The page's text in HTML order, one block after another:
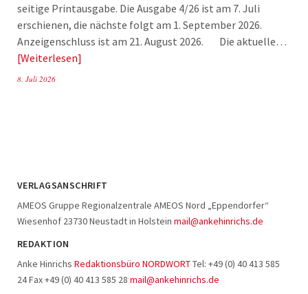
seitige Printausgabe. Die Ausgabe 4/26 ist am 7. Juli
erschienen, die nächste folgt am 1. September 2026.
Anzeigenschluss ist am 21. August 2026. Die aktuelle…
Weiterlesen
8. Juli 2026
VERLAGSANSCHRIFT
AMEOS Gruppe Regionalzentrale AMEOS Nord „Eppendorfer“
Wiesenhof 23730 Neustadt in Holstein mail@ankehinrichs.de
REDAKTION
Anke Hinrichs Redaktionsbüro NORDWORTTel: +49 (0) 40 413 585
24 Fax +49 (0) 40 413 585 28 mail@ankehinrichs.de